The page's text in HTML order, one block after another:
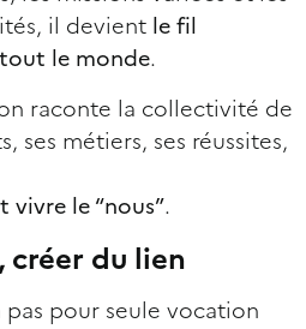
il devient le fil
le monde.
raconte la collectivité de
ses métiers, ses réussites,
vivre le “nous”.
créer du lien
pas pour seule vocation